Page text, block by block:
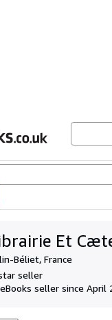
Et
Béliet, France
seller
seller since April